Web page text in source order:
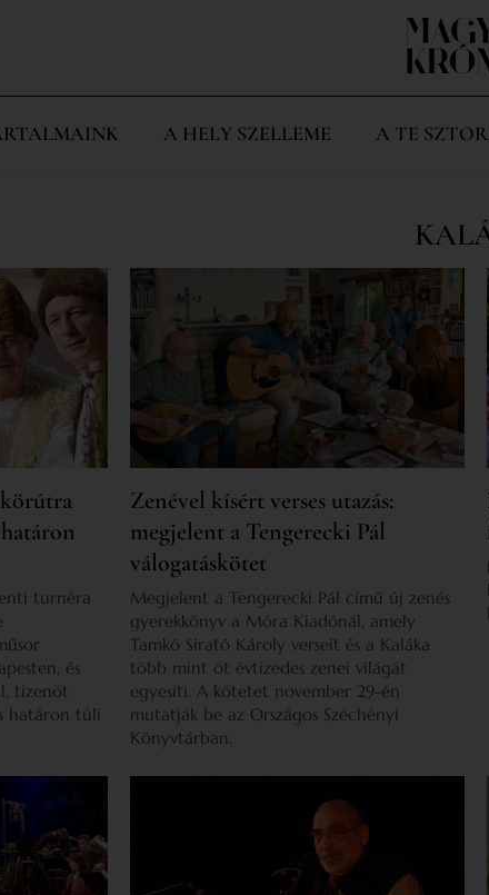
A HELY SZELLEME A TE
turnéra
és
tizenöt
határon túli
Zenével kísért verses utazás:
megjelent a Tengerecki Pál
válogatáskötet
Megjelent a Tengerecki Pál című új zenés
gyerekkönyv a Móra Kiadónál, amely
Tamkó Sirató Károly verseit és a Kaláka
több mint öt évtizedes zenei világát
egyesíti. A kötetet november 29-én
mutatják be az Országos Széchényi
Könyvtárban.